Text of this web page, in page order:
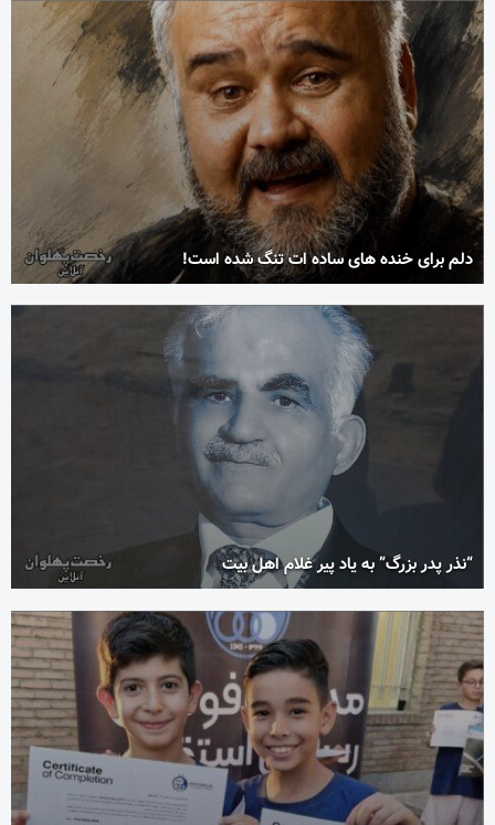
دلم برای خنده های ساده ات تنگ شده است!
“نذر پدر بزرگ” به یاد پیر غلام اهل بیت